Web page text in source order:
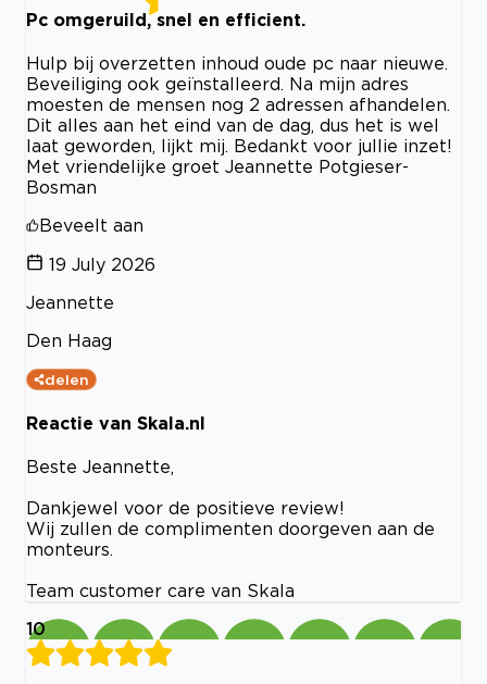
Pc omgeruild, snel en efficient.
Hulp bij overzetten inhoud oude pc naar nieuwe.
Beveiliging ook geïnstalleerd. Na mijn adres
moesten de mensen nog 2 adressen afhandelen.
Dit alles aan het eind van de dag, dus het is wel
laat geworden, lijkt mij. Bedankt voor jullie inzet!
Met vriendelijke groet Jeannette Potgieser-
Bosman
Beveelt aan
19 July 2026
Jeannette
Den Haag
delen
Reactie van Skala.nl
Beste Jeannette,
Dankjewel voor de positieve review!
Wij zullen de complimenten doorgeven aan de
monteurs.
Team customer care van Skala
10